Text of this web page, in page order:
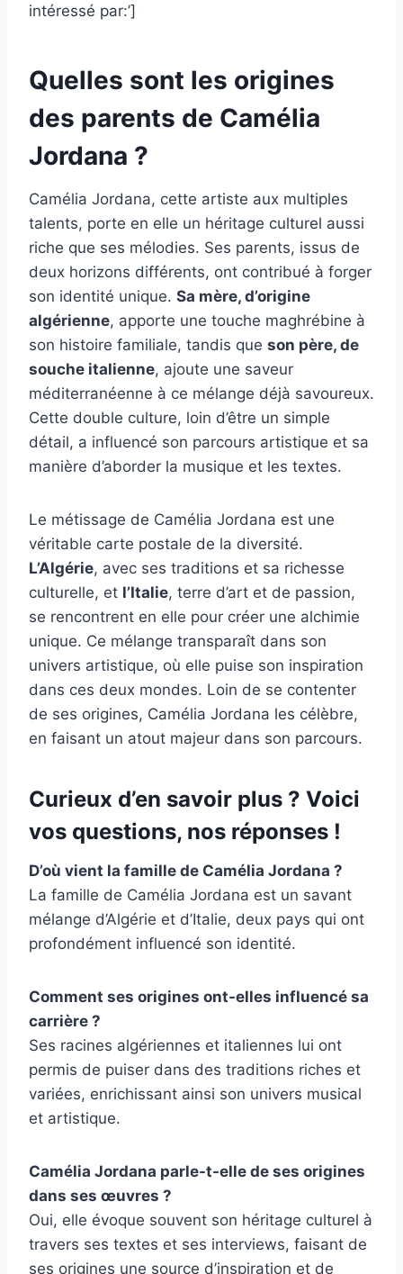
intéressé par:’]
Quelles sont les origines
des parents de Camélia
Jordana ?
Camélia Jordana, cette artiste aux multiples
talents, porte en elle un héritage culturel aussi
riche que ses mélodies. Ses parents, issus de
deux horizons différents, ont contribué à forger
son identité unique. Sa mère, d’origine
algérienne, apporte une touche maghrébine à
son histoire familiale, tandis que son père, de
souche italienne, ajoute une saveur
méditerranéenne à ce mélange déjà savoureux.
Cette double culture, loin d’être un simple
détail, a influencé son parcours artistique et sa
manière d’aborder la musique et les textes.
Le métissage de Camélia Jordana est une
véritable carte postale de la diversité.
L’Algérie, avec ses traditions et sa richesse
culturelle, et l’Italie, terre d’art et de passion,
se rencontrent en elle pour créer une alchimie
unique. Ce mélange transparaît dans son
univers artistique, où elle puise son inspiration
dans ces deux mondes. Loin de se contenter
de ses origines, Camélia Jordana les célèbre,
en faisant un atout majeur dans son parcours.
Curieux d’en savoir plus ? Voici
vos questions, nos réponses !
D’où vient la famille de Camélia Jordana ?
La famille de Camélia Jordana est un savant
mélange d’Algérie et d’Italie, deux pays qui ont
profondément influencé son identité.
Comment ses origines ont-elles influencé sa
carrière ?
Ses racines algériennes et italiennes lui ont
permis de puiser dans des traditions riches et
variées, enrichissant ainsi son univers musical
et artistique.
Camélia Jordana parle-t-elle de ses origines
dans ses œuvres ?
Oui, elle évoque souvent son héritage culturel à
travers ses textes et ses interviews, faisant de
ses origines une source d’inspiration et de